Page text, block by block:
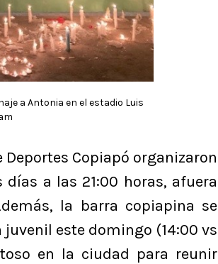
a Antonia en el estadio Luis
Copiapó organizaron
a las 21:00 horas, afuera
la barra copiapina se
este domingo (14:00 vs
en la ciudad para reunir